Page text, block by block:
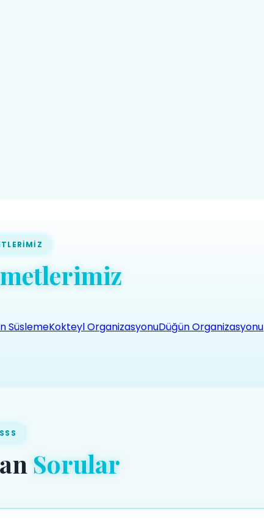
SüslemeKokteyl OrganizasyonuDüğün Organizasyonu
SSS
Sorular